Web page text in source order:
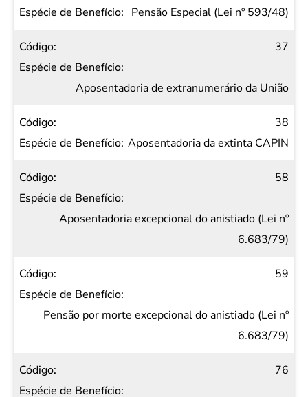
Pensão Especial (Lei nº 593/48)
37
Aposentadoria de extranumerário da União
38
Aposentadoria da extinta CAPIN
58
Aposentadoria excepcional do anistiado (Lei nº
6.683/79)
59
Pensão por morte excepcional do anistiado (Lei nº
6.683/79)
76